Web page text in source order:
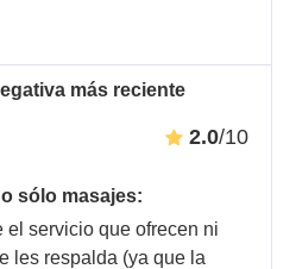
más reciente
2.0/10
sólo masajes:
el servicio que ofrecen ni
les respalda (ya que la